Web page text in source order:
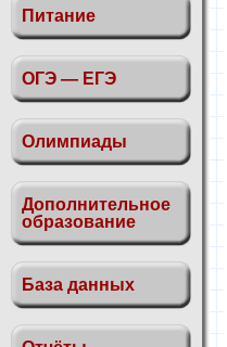
Питание
ОГЭ — ЕГЭ
Олимпиады
Дополнительное
образование
База данных